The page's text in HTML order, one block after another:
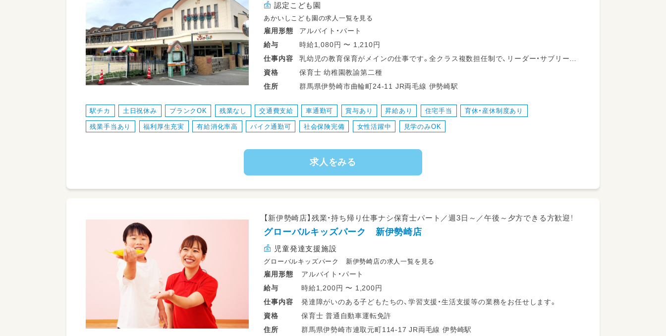
認定こども園
あかいしこども園の求人一覧を見る
雇用形態
アルバイト・パート
給与
時給1,080円 〜 1,210円
仕事内容
乳幼児の教育保育がメインの仕事です。全クラス複数担任制で、リーダー・サブリーダ
ー・掃除（環境整備）等を週替わりで行います。
連絡帳、保護者対応、個別計画の作成等もあります。（ただし、パートの持ち分は、正社
ピアノが苦手でも、教え合い・助け合いの精神が根付いているので心配はありません。
業務時間内に書類等を行うことが出来ます。
資格
保育士 幼稚園教諭第二種
住所
群馬県伊勢崎市曲輪町24-11 JR両毛線 伊勢崎駅
駅チカ 土日祝休み ブランクOK 残業なし 交通費支給 車通勤可 賞与あり 昇給あり 住宅手当 育休・産休制度あり
残業手当あり 福利厚生充実 有給消化率高 バイク通勤可 社会保険完備 女性活躍中 見学のみOK
求人をみる
【新伊勢崎店】残業・持ち帰り仕事ナシ保育士パート／週3日～／午後～夕方できる方歓迎！
グローバルキッズパーク 新伊勢崎店
児童発達支援施設
グローバルキッズパーク 新伊勢崎店の求人一覧を見る
雇用形態
アルバイト・パート
給与
時給1,200円 〜 1,200円
仕事内容
発達障がいのある子どもたちの、学習支援・生活支援等の業務をお任せします。
資格
保育士 普通自動車運転免許
住所
群馬県伊勢崎市連取元町114-17 JR両毛線 伊勢崎駅